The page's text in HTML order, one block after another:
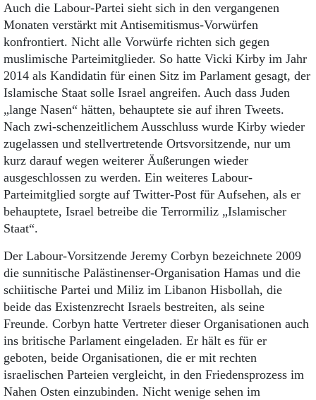
Auch die Labour-Partei sieht sich in den vergangenen
Monaten verstärkt mit Antisemitismus-Vorwürfen
konfrontiert. Nicht alle Vorwürfe richten sich gegen
muslimische Parteimitglieder. So hatte Vicki Kirby im Jahr
2014 als Kandidatin für einen Sitz im Parlament gesagt, der
Islamische Staat solle Israel angreifen. Auch dass Juden
„lange Nasen“ hätten, behauptete sie auf ihren Tweets.
Nach zwi-schenzeitlichem Ausschluss wurde Kirby wieder
zugelassen und stellvertretende Ortsvorsitzende, nur um
kurz darauf wegen weiterer Äußerungen wieder
ausgeschlossen zu werden. Ein weiteres Labour-
Parteimitglied sorgte auf Twitter-Post für Aufsehen, als er
behauptete, Israel betreibe die Terrormiliz „Islamischer
Staat“.
Der Labour-Vorsitzende Jeremy Corbyn bezeichnete 2009
die sunnitische Palästinenser-Organisation Hamas und die
schiitische Partei und Miliz im Libanon Hisbollah, die
beide das Existenzrecht Israels bestreiten, als seine
Freunde. Corbyn hatte Vertreter dieser Organisationen auch
ins britische Parlament eingeladen. Er hält es für er
geboten, beide Organisationen, die er mit rechten
israelischen Parteien vergleicht, in den Friedensprozess im
Nahen Osten einzubinden. Nicht wenige sehen im